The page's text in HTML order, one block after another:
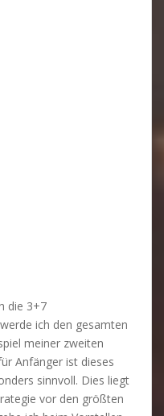
die 3+7
ich den gesamten
meiner zweiten
Anfänger ist dieses
sinnvoll. Dies liegt
vor den größten